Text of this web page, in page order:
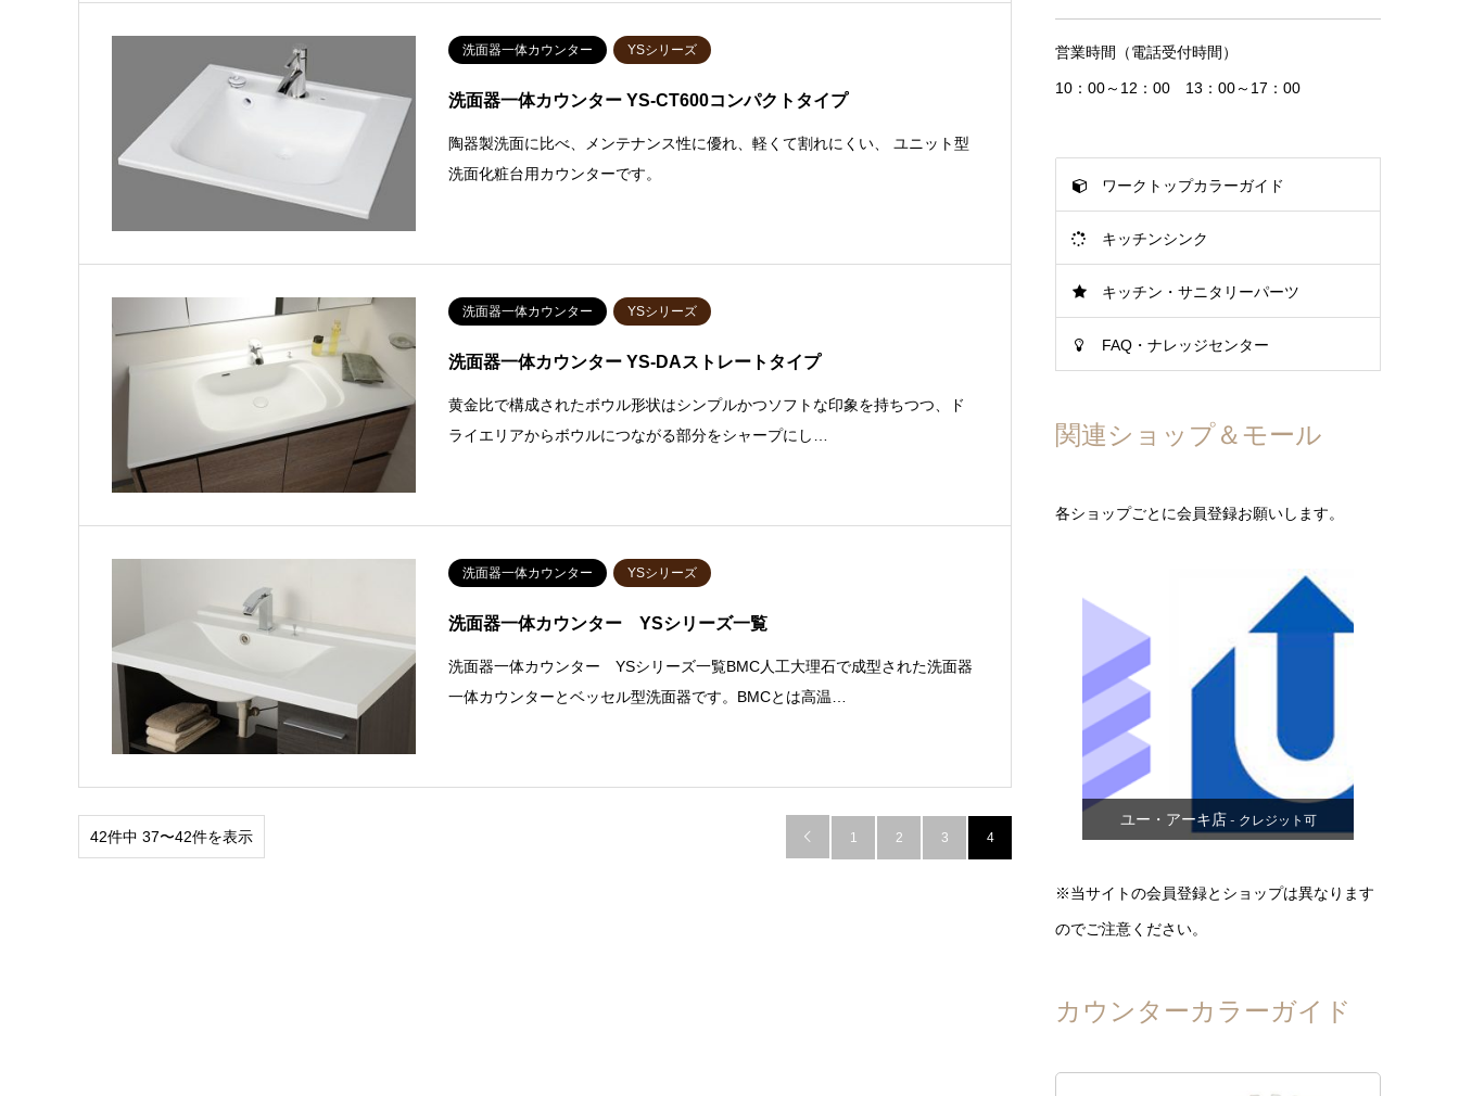
洗面器一体カウンター YSシリーズ
洗面器一体カウンター YS-CT600コンパクトタイプ
陶器製洗面に比べ、メンテナンス性に優れ、軽くて割れにくい、 ユニット型
洗面化粧台用カウンターです。
洗面器一体カウンター YSシリーズ
洗面器一体カウンター YS-DAストレートタイプ
黄金比で構成されたボウル形状はシンプルかつソフトな印象を持ちつつ、ド
ライエリアからボウルにつながる部分をシャープにし…
洗面器一体カウンター YSシリーズ
洗面器一体カウンター YSシリーズ一覧
洗面器一体カウンター YSシリーズ一覧BMC人工大理石で成型された洗面器
一体カウンターとベッセル型洗面器です。BMCとは高温…
42件中 37〜42件を表示  1 2 3 4
営業時間（電話受付時間）
10：00～12：00 13：00～17：00
ワークトップカラーガイド
キッチンシンク
キッチン・サニタリーパーツ
FAQ・ナレッジセンター
関連ショップ＆モール
各ショップごとに会員登録お願いします。
ユー・アーキ店- クレジット可
※当サイトの会員登録とショップは異なります
のでご注意ください。
カウンターカラーガイド